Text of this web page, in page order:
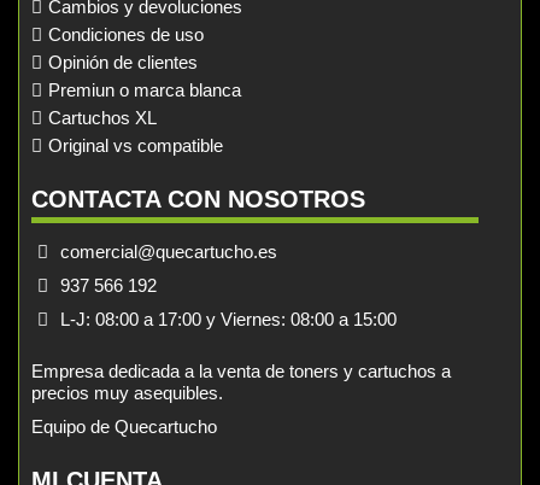
Cambios y devoluciones
Condiciones de uso
Opinión de clientes
Premiun o marca blanca
Cartuchos XL
Original vs compatible
CONTACTA CON NOSOTROS
comercial@quecartucho.es
937 566 192
L-J: 08:00 a 17:00 y Viernes: 08:00 a 15:00
Empresa dedicada a la venta de toners y cartuchos a
precios muy asequibles.
Equipo de Quecartucho
MI CUENTA